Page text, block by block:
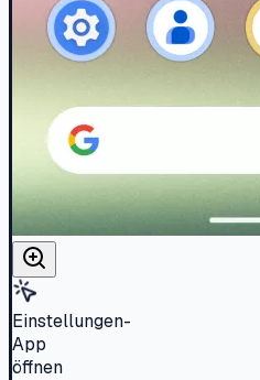
Einstellungen-
App
öffnen